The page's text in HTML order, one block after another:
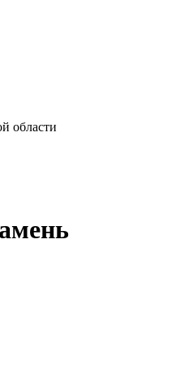
области